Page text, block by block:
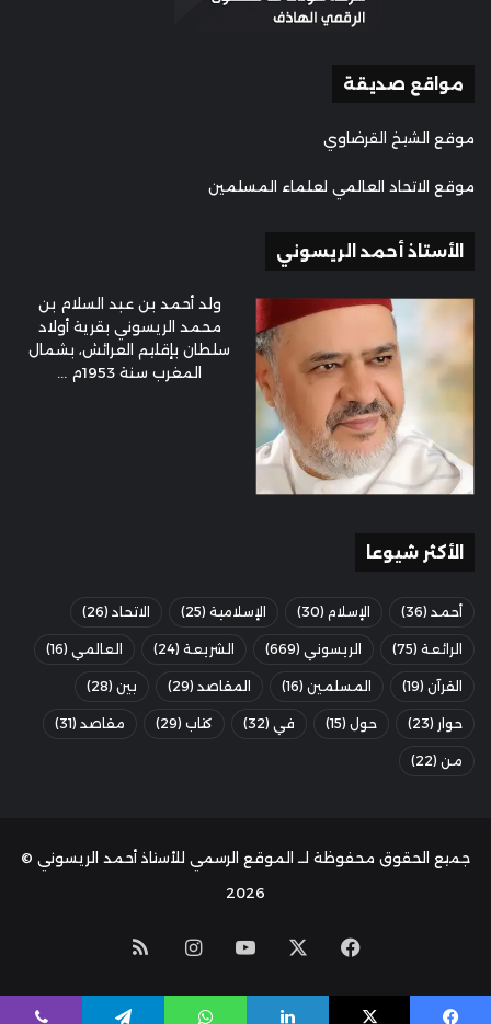
مواقع صديقة
موقع الشيخ القرضاوي
موقع الاتحاد العالمي لعلماء المسلمين
الأستاذ أحمد الريسوني
ولد أحمد بن عبد السلام بن
محمد الريسوني بقرية أولاد
سلطان بإقليم العرائش، بشمال
المغرب سنة 1953م ...
الأكثر شيوعا
أحمد (36) الإسلام (30) الإسلامية (25) الاتحاد (26)
الرائعة (75) الريسوني (669) الشريعة (24) العالمي (16)
القرآن (19) المسلمين (16) المقاصد (29) بين (28)
حوار (23) حول (15) في (32) كتاب (29) مقاصد (31)
من (22)
جميع الحقوق محفوظة لــ الموقع الرسمي للأستاذ أحمد الريسوني ©
2026
فيسبوك ‫YouTubeانستقرامملخص
الموقع